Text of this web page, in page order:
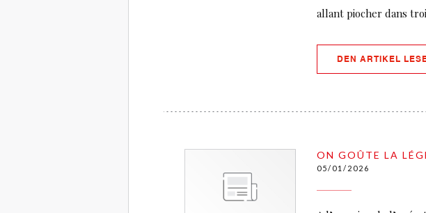
allant piocher dans
DEN ARTIKEL
ON GOÛTE LA
05/01/2026